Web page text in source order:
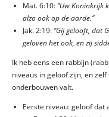
Mat. 6:10:‘’Uw Koninkrijk
alzo ook op de aarde.’’
Jak. 2:19:‘’Gij gelooft, dat
geloven het ook, en zij
Ik heb eens een rabbijn
niveaus in geloof zijn, en
onderbouwen valt.
Eerste niveau: geloof dat